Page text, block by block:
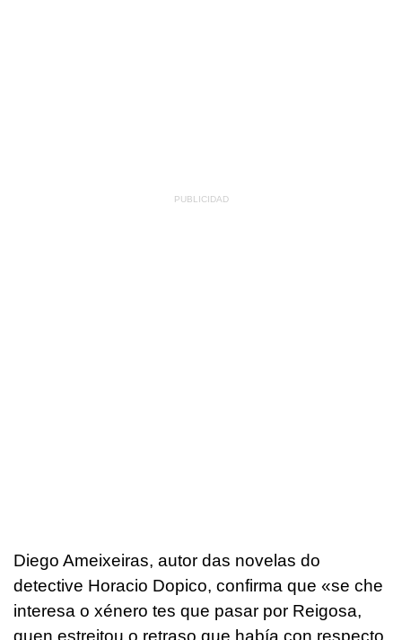
Diego Ameixeiras, autor das novelas do
detective Horacio Dopico, confirma que «se che
interesa o xénero tes que pasar por Reigosa,
quen estreitou o retraso que había con respecto